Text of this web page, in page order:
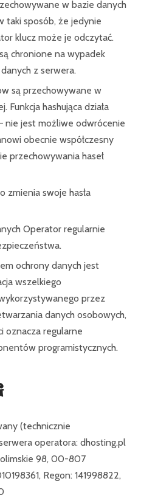
w bazie danych
taki sposób, że jedynie
klucz może je odczytać.
chronione na wypadek
z serwera.
są przechowywane w
Funkcja hashująca działa
nie jest możliwe odwrócenie
obecnie współczesny
przechowywania haseł
zmienia swoje hasła
Operator regularnie
ochrony danych jest
wszelkiego
przez
danych osobowych,
oznacza regularne
programistycznych.
(technicznie
operatora: dhosting.pl
98, 00-807
Regon: 141998822,